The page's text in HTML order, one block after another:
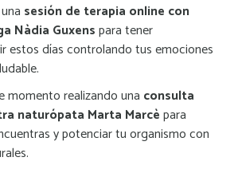
sesión de terapia online con
Nàdia Guxenspara tener
estos días controlando tus emociones
momento realizando una consulta
naturópata Marta Marcèpara
y potenciar tu organismo con